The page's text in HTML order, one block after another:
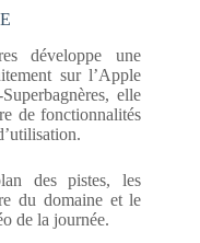
développe une
sur l’Apple
elle
de fonctionnalités
des pistes, les
du domaine et le
de la journée.